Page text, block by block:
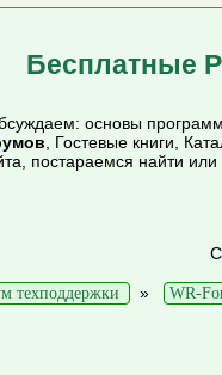
Бесплатные
основы
, Гостевые книги,
постараемся найти
техподдержки » WR-